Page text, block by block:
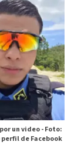
un video -Foto:
de Facebook